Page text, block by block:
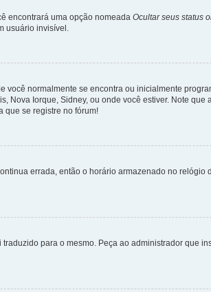
encontrará uma opção nomeada Ocultar seus status
usuário invisível.
normalmente se encontra ou inicialmente
Nova Iorque, Sidney, ou onde você estiver. Note
que se registre no fórum!
errada, então o horário armazenado no
para o mesmo. Peça ao administrador que